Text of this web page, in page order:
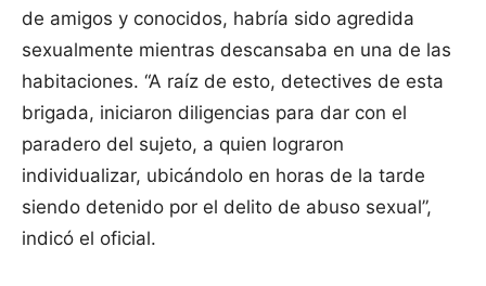
de amigos y conocidos, habría sido agredida
sexualmente mientras descansaba en una de las
habitaciones. “A raíz de esto, detectives de esta
brigada, iniciaron diligencias para dar con el
paradero del sujeto, a quien lograron
individualizar, ubicándolo en horas de la tarde
siendo detenido por el delito de abuso sexual”,
indicó el oficial.